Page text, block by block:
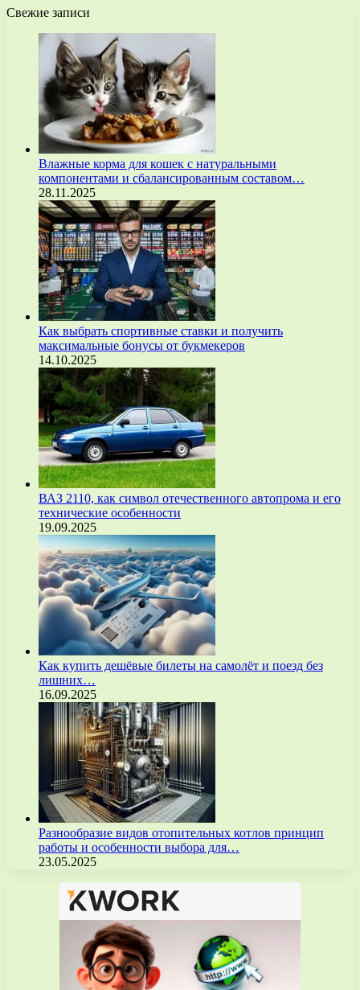
Свежие записи
Влажные корма для кошек с натуральными
компонентами и сбалансированным составом…
28.11.2025
Как выбрать спортивные ставки и получить
максимальные бонусы от букмекеров
14.10.2025
ВАЗ 2110, как символ отечественного автопрома и его
технические особенности
19.09.2025
Как купить дешёвые билеты на самолёт и поезд без
лишних…
16.09.2025
Разнообразие видов отопительных котлов принцип
работы и особенности выбора для…
23.05.2025